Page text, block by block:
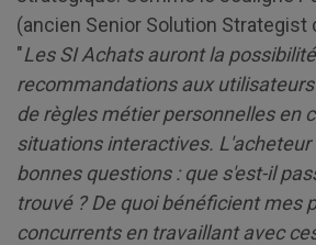
(ancien Senior Solution Strategist
"Les SI Achats auront la
recommandations aux
de règles métier personnelles en
situations interactives. L'acheteur
bonnes questions : que s'est-il
trouvé ? De quoi bénéficient mes
concurrents en travaillant avec